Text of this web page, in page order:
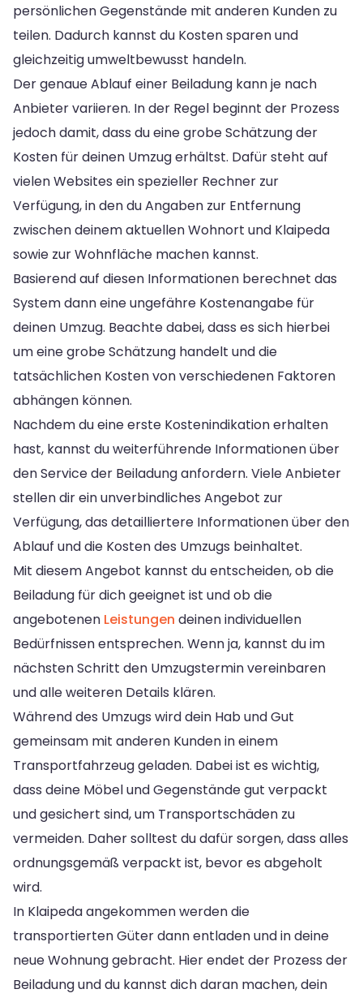
persönlichen Gegenstände mit anderen Kunden zu
teilen. Dadurch kannst du Kosten sparen und
gleichzeitig umweltbewusst handeln.
Der genaue Ablauf einer Beiladung kann je nach
Anbieter variieren. In der Regel beginnt der Prozess
jedoch damit, dass du eine grobe Schätzung der
Kosten für deinen Umzug erhältst. Dafür steht auf
vielen Websites ein spezieller Rechner zur
Verfügung, in den du Angaben zur Entfernung
zwischen deinem aktuellen Wohnort und Klaipeda
sowie zur Wohnfläche machen kannst.
Basierend auf diesen Informationen berechnet das
System dann eine ungefähre Kostenangabe für
deinen Umzug. Beachte dabei, dass es sich hierbei
um eine grobe Schätzung handelt und die
tatsächlichen Kosten von verschiedenen Faktoren
abhängen können.
Nachdem du eine erste Kostenindikation erhalten
hast, kannst du weiterführende Informationen über
den Service der Beiladung anfordern. Viele Anbieter
stellen dir ein unverbindliches Angebot zur
Verfügung, das detailliertere Informationen über den
Ablauf und die Kosten des Umzugs beinhaltet.
Mit diesem Angebot kannst du entscheiden, ob die
Beiladung für dich geeignet ist und ob die
angebotenen Leistungen deinen individuellen
Bedürfnissen entsprechen. Wenn ja, kannst du im
nächsten Schritt den Umzugstermin vereinbaren
und alle weiteren Details klären.
Während des Umzugs wird dein Hab und Gut
gemeinsam mit anderen Kunden in einem
Transportfahrzeug geladen. Dabei ist es wichtig,
dass deine Möbel und Gegenstände gut verpackt
und gesichert sind, um Transportschäden zu
vermeiden. Daher solltest du dafür sorgen, dass alles
ordnungsgemäß verpackt ist, bevor es abgeholt
wird.
In Klaipeda angekommen werden die
transportierten Güter dann entladen und in deine
neue Wohnung gebracht. Hier endet der Prozess der
Beiladung und du kannst dich daran machen, dein